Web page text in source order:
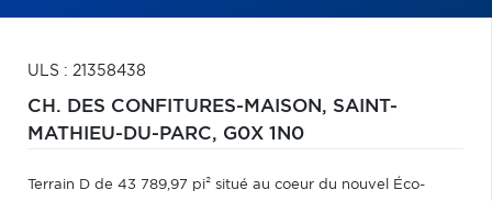
ULS : 21358438
CH. DES CONFITURES-MAISON, SAINT-
MATHIEU-DU-PARC, G0X 1N0
Terrain D de 43 789,97 pi² situé au coeur du nouvel Éco-